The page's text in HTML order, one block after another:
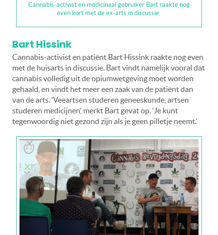
Cannabis-activist en medicinaal gebruiker Bart raakte nog
even kort met de ex-arts in discussie.
Bart Hissink
Cannabis-activist en patiënt Bart Hissink raakte nog even
met de huisarts in discussie. Bart vindt namelijk vooral dat
cannabis volledig uit de opiumwetgeving moet worden
gehaald, en vindt het meer een zaak van de patiënt dan
van de arts. ‘Veeartsen studeren geneeskunde, artsen
studeren medicijnen’, merkt Bart gevat op. ‘Je kunt
tegenwoordig niet gezond zijn als je geen pilletje neemt.’